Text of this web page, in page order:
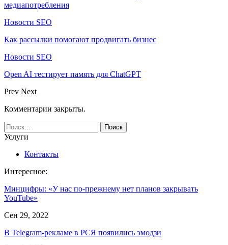
медиапотребления
Новости SEO
Как рассылки помогают продвигать бизнес
Новости SEO
Open AI тестирует память для ChatGPT
Prev Next
Комментарии закрыты.
Услуги
Контакты
Интересное:
Минцифры: «У нас по-прежнему нет планов закрывать
YouTube»
Сен 29, 2022
В Telegram-рекламе в РСЯ появились эмодзи